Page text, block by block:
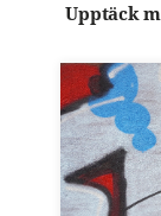
Upptäck